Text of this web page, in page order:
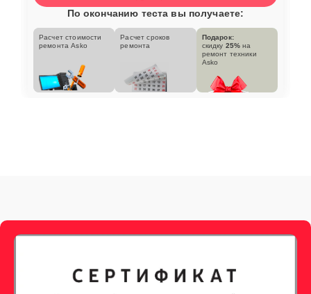
По окончанию теста вы получаете:
Расчет стоимости
ремонта Asko
Расчет сроков
ремонта
Подарок:
скидку 25% на
ремонт техники
Asko